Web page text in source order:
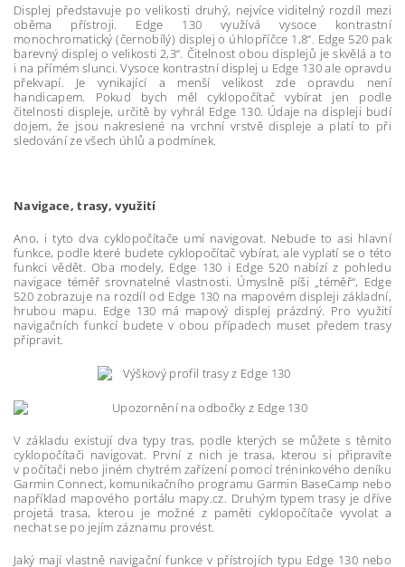
Displej představuje po velikosti druhý, nejvíce viditelný rozdíl mezi
oběma přístroji. Edge 130 využívá vysoce kontrastní
monochromatický (černobílý) displej o úhlopříčce 1,8“. Edge 520 pak
barevný displej o velikosti 2,3“. Čitelnost obou displejů je skvělá a to
i na přímém slunci. Vysoce kontrastní displej u Edge 130 ale opravdu
překvapí. Je vynikající a menší velikost zde opravdu není
handicapem. Pokud bych měl cyklopočítač vybírat jen podle
čitelnosti displeje, určitě by vyhrál Edge 130. Údaje na displeji budí
dojem, že jsou nakreslené na vrchní vrstvě displeje a platí to při
sledování ze všech úhlů a podmínek.
Navigace, trasy, využití
Ano, i tyto dva cyklopočítače umí navigovat. Nebude to asi hlavní
funkce, podle které budete cyklopočítač vybírat, ale vyplatí se o této
funkci vědět. Oba modely, Edge 130 i Edge 520 nabízí z pohledu
navigace téměř srovnatelné vlastnosti. Úmyslně píši „téměř“, Edge
520 zobrazuje na rozdíl od Edge 130 na mapovém displeji základní,
hrubou mapu. Edge 130 má mapový displej prázdný. Pro využití
navigačních funkcí budete v obou případech muset předem trasy
připravit.
V základu existují dva typy tras, podle kterých se můžete s těmito
cyklopočítači navigovat. První z nich je trasa, kterou si připravíte
v počítači nebo jiném chytrém zařízení pomocí tréninkového deníku
Garmin Connect, komunikačního programu Garmin BaseCamp nebo
například mapového portálu mapy.cz. Druhým typem trasy je dříve
projetá trasa, kterou je možné z paměti cyklopočítače vyvolat a
nechat se po jejím záznamu provést.
Jaký mají vlastně navigační funkce v přístrojích typu Edge 130 nebo